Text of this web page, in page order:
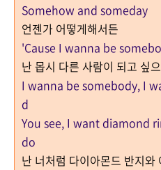
Somehow and someday
언젠가 어떻게해서든
'Cause I wanna be
난 몹시 다른 사람이 되고 싶
I wanna be somebody, I
d
You see, I want diamond
do
난 너처럼 다이아몬드 반지와